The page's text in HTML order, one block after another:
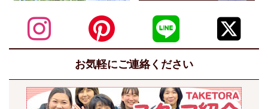
お気軽にご連絡ください